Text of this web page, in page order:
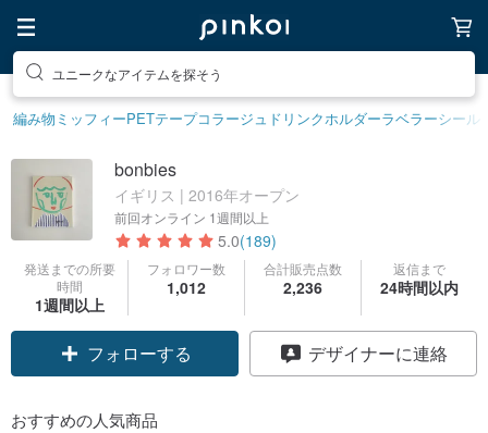
ユニークなアイテムを探そう
編み物 ミッフィーPETテープコラージュ ドリンクホルダーラベラーシール
bonbies
イギリス | 2016年オープン
前回オンライン 1週間以上
5.0(189)
発送までの所要
時間
1週間以上
フォロワー数
1,012
合計販売点数
2,236
返信まで
24時間以内
フォローする デザイナーに連絡
おすすめの人気商品